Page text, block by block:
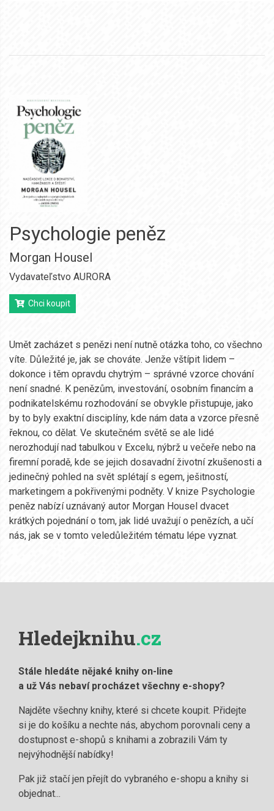
Psychologie peněz
Morgan Housel
Vydavateľstvo AURORA
Chci koupit
Umět zacházet s penězi není nutně otázka toho, co všechno
víte. Důležité je, jak se chováte. Jenže vštípit lidem –
dokonce i těm opravdu chytrým – správné vzorce chování
není snadné. K penězům, investování, osobním financím a
podnikatelskému rozhodování se obvykle přistupuje, jako
by to byly exaktní disciplíny, kde nám data a vzorce přesně
řeknou, co dělat. Ve skutečném světě se ale lidé
nerozhodují nad tabulkou v Excelu, nýbrž u večeře nebo na
firemní poradě, kde se jejich dosavadní životní zkušenosti a
jedinečný pohled na svět splétají s egem, ješitností,
marketingem a pokřivenými podněty. V knize Psychologie
peněz nabízí uznávaný autor Morgan Housel dvacet
krátkých pojednání o tom, jak lidé uvažují o penězích, a učí
nás, jak se v tomto veledůležitém tématu lépe vyznat.
Hledejknihu.cz
Stále hledáte nějaké knihy on-line
a už Vás nebaví procházet všechny e-shopy?
Najděte všechny knihy, které si chcete koupit. Přidejte
si je do košíku a nechte nás, abychom porovnali ceny a
dostupnost e-shopů s knihami a zobrazili Vám ty
nejvýhodnější nabídky!
Pak již stačí jen přejít do vybraného e-shopu a knihy si
objednat...